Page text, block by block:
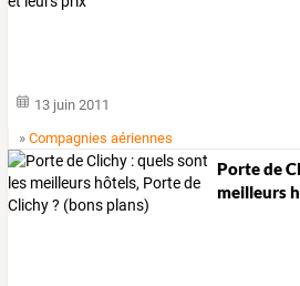
13 juin 2011
»Compagnies aériennes
Portede
meilleurs